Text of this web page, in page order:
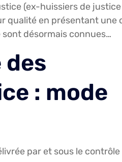
(ex-huissiers de
qualité en présentant une
désormais connues…
: mode
par et sous le